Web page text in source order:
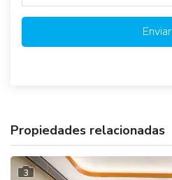
Enviar
Propiedades relacionadas
3